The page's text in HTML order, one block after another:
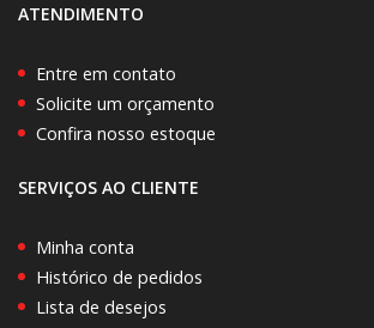
ATENDIMENTO
Entre em contato
Solicite um orçamento
Confira nosso estoque
SERVIÇOS AO CLIENTE
Minha conta
Histórico de pedidos
Lista de desejos